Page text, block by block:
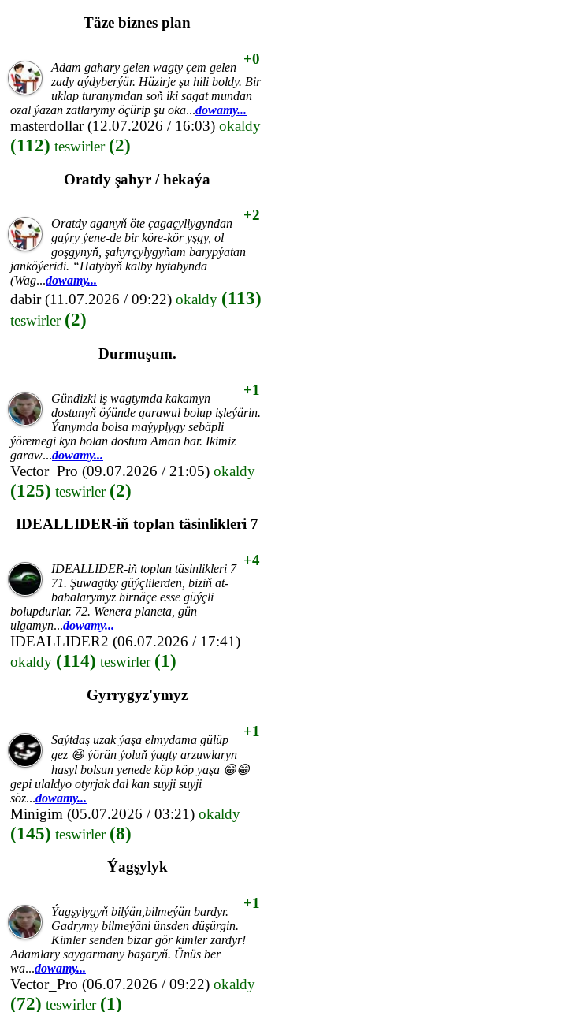
Täze biznes plan
+0
Adam gahary gelen wagty çem gelen
zady aýdyberýär. Häzirje şu hili boldy. Bir
uklap turanymdan soň iki sagat mundan
ozal ýazan zatlarymy öçürip şu oka...dowamy...
masterdollar(12.07.2026 / 16:03) okaldy
(112) teswirler (2)
Oratdy şahyr / hekaýa
+2
Oratdy aganyň öte çagaçyllygyndan
gaýry ýene-de bir köre-kör yşgy, ol
goşgynyň, şahyrçylygyňam barypýatan
janköýeridi. “Hatybyň kalby hytabynda
(Wag...dowamy...
dabir(11.07.2026 / 09:22) okaldy (113)
teswirler (2)
Durmuşum.
+1
Gündizki iş wagtymda kakamyn
dostunyň öýünde garawul bolup işleýärin.
Ýanymda bolsa maýyplygy sebäpli
ýöremegi kyn bolan dostum Aman bar. Ikimiz
garaw...dowamy...
Vector_Pro (09.07.2026 / 21:05) okaldy
(125) teswirler (2)
IDEALLIDER-iň toplan täsinlikleri 7
+4
IDEALLIDER-iň toplan täsinlikleri 7
71. Şuwagtky güýçlilerden, biziň at-
babalarymyz birnäçe esse güýçli
bolupdurlar. 72. Wenera planeta, gün
ulgamyn...dowamy...
IDEALLIDER2 (06.07.2026 / 17:41)
okaldy (114) teswirler (1)
Gyrrygyz'ymyz
+1
Saýtdaş uzak ýaşa elmydama gülüp
gez 😆 ýörän ýoluň ýagty arzuwlaryn
hasyl bolsun yenede köp köp yaşa 😁😁
gepi ulaldyo otyrjak dal kan suyji suyji
söz...dowamy...
Minigim (05.07.2026 / 03:21) okaldy
(145) teswirler (8)
Ýagşylyk
+1
Ýagşylygyň bilýän,bilmeýän bardyr.
Gadrymy bilmeýäni ünsden düşürgin.
Kimler senden bizar gör kimler zardyr!
Adamlary saygarmany başaryň. Ünüs ber
wa...dowamy...
Vector_Pro (06.07.2026 / 09:22) okaldy
(72) teswirler (1)